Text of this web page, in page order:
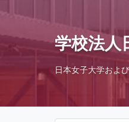
学校法人
日本女子大学およ